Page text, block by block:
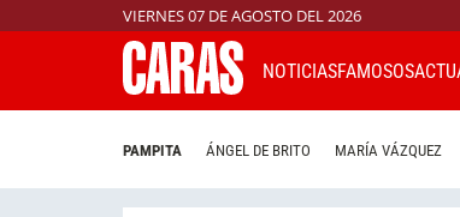
VIERNES 07 DE AGOSTO DEL 2026
NOTICIASFAMOSOS
PAMPITA ÁNGEL DE BRITO MARÍA VÁZQUEZ